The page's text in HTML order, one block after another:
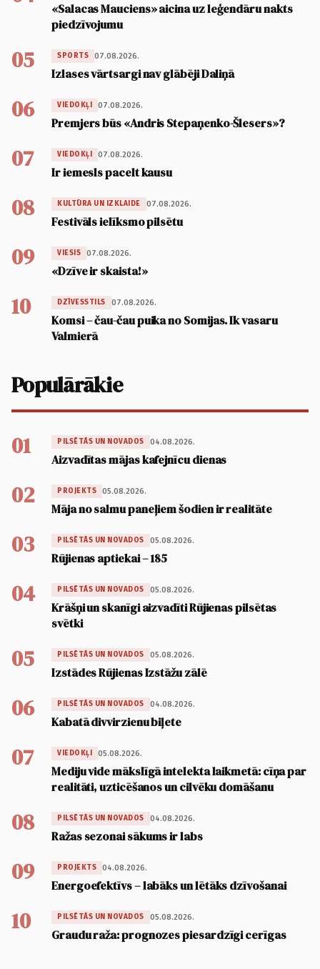
«Salacas Mauciens» aicina uz leģendāru nakts
piedzīvojumu
05 SPORTS 07.08.2026.
Izlases vārtsargi nav glābēji Daliņā
06 VIEDOKĻI 07.08.2026.
Premjers būs «Andris Stepaņenko-Šlesers»?
07 VIEDOKĻI 07.08.2026.
Ir iemesls pacelt kausu
08 KULTŪRA UN IZKLAIDE 07.08.2026.
Festivāls ielīksmo pilsētu
09 VIESIS 07.08.2026.
«Dzīve ir skaista!»
10 DZĪVESSTILS 07.08.2026.
Komsi – čau-čau puika no Somijas. Ik vasaru
Valmierā
Populārākie
01 PILSĒTĀS UN NOVADOS 04.08.2026.
Aizvadītas mājas kafejnīcu dienas
02 PROJEKTS 05.08.2026.
Māja no salmu paneļiem šodien ir realitāte
03 PILSĒTĀS UN NOVADOS 05.08.2026.
Rūjienas aptiekai – 185
04 PILSĒTĀS UN NOVADOS 05.08.2026.
Krāšņi un skanīgi aizvadīti Rūjienas pilsētas
svētki
05 PILSĒTĀS UN NOVADOS 05.08.2026.
Izstādes Rūjienas Izstāžu zālē
06 PILSĒTĀS UN NOVADOS 04.08.2026.
Kabatā divvirzienu biļete
07 VIEDOKĻI 05.08.2026.
Mediju vide mākslīgā intelekta laikmetā: cīņa par
realitāti, uzticēšanos un cilvēku domāšanu
08 PILSĒTĀS UN NOVADOS 04.08.2026.
Ražas sezonai sākums ir labs
09 PROJEKTS 04.08.2026.
Energoefektīvs – labāks un lētāks dzīvošanai
10 PILSĒTĀS UN NOVADOS 05.08.2026.
Graudu raža: prognozes piesardzīgi cerīgas